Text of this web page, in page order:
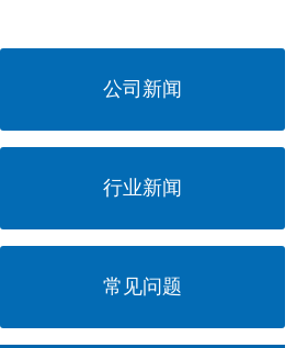
公司新闻
行业新闻
常见问题